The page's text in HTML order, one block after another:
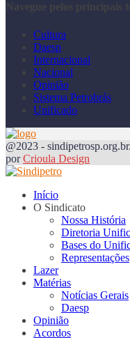
Navegue pelos principais
Cultura
Daesp
Internacional
Nacional
Opinião
Sistema Petrobrás
Unificado
@2023 -
porCrioula Design
Início
O Sindicato
Nossa História
Diretoria
Bases do
Representações
Lazer
Matérias
Notícias Gerais
Daesp
Opinião
Acordos